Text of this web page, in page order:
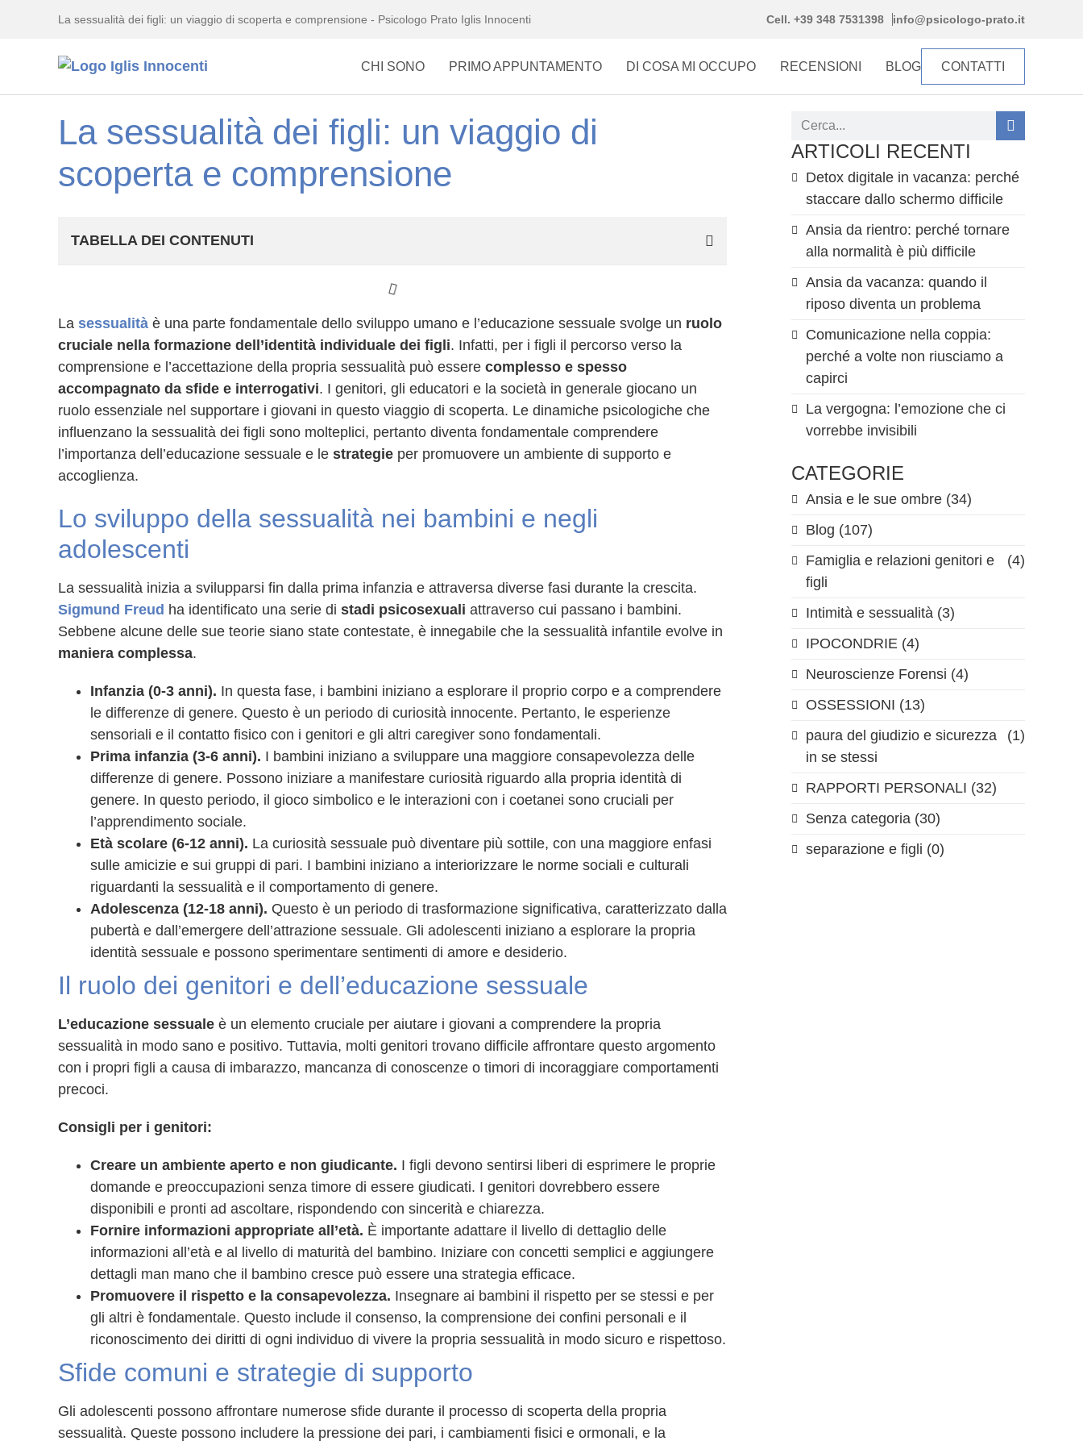
La sessualità dei figli: un viaggio di scoperta e comprensione - Psicologo Prato Iglis Innocenti Cell. +39 348 7531398 info@psicologo-prato.it
CHI SONO PRIMO APPUNTAMENTO DI COSA MI OCCUPO RECENSIONI BLOG CONTATTI
La sessualità dei figli: un viaggio di
scoperta e comprensione
TABELLA DEI CONTENUTI
La sessualità è una parte fondamentale dello sviluppo umano e l’educazione sessuale svolge un ruolo
cruciale nella formazione dell’identità individuale dei figli. Infatti, per i figli il percorso verso la
comprensione e l’accettazione della propria sessualità può essere complesso e spesso
accompagnato da sfide e interrogativi. I genitori, gli educatori e la società in generale giocano un
ruolo essenziale nel supportare i giovani in questo viaggio di scoperta. Le dinamiche psicologiche che
influenzano la sessualità dei figli sono molteplici, pertanto diventa fondamentale comprendere
l’importanza dell’educazione sessuale e le strategie per promuovere un ambiente di supporto e
accoglienza.
Lo sviluppo della sessualità nei bambini e negli
adolescenti
La sessualità inizia a svilupparsi fin dalla prima infanzia e attraversa diverse fasi durante la crescita.
Sigmund Freud ha identificato una serie di stadi psicosexuali attraverso cui passano i bambini.
Sebbene alcune delle sue teorie siano state contestate, è innegabile che la sessualità infantile evolve in
maniera complessa.
Infanzia (0-3 anni). In questa fase, i bambini iniziano a esplorare il proprio corpo e a comprendere
le differenze di genere. Questo è un periodo di curiosità innocente. Pertanto, le esperienze
sensoriali e il contatto fisico con i genitori e gli altri caregiver sono fondamentali.
Prima infanzia (3-6 anni). I bambini iniziano a sviluppare una maggiore consapevolezza delle
differenze di genere. Possono iniziare a manifestare curiosità riguardo alla propria identità di
genere. In questo periodo, il gioco simbolico e le interazioni con i coetanei sono cruciali per
l’apprendimento sociale.
Età scolare (6-12 anni). La curiosità sessuale può diventare più sottile, con una maggiore enfasi
sulle amicizie e sui gruppi di pari. I bambini iniziano a interiorizzare le norme sociali e culturali
riguardanti la sessualità e il comportamento di genere.
Adolescenza (12-18 anni). Questo è un periodo di trasformazione significativa, caratterizzato dalla
pubertà e dall’emergere dell’attrazione sessuale. Gli adolescenti iniziano a esplorare la propria
identità sessuale e possono sperimentare sentimenti di amore e desiderio.
Il ruolo dei genitori e dell’educazione sessuale
L’educazione sessuale è un elemento cruciale per aiutare i giovani a comprendere la propria
sessualità in modo sano e positivo. Tuttavia, molti genitori trovano difficile affrontare questo argomento
con i propri figli a causa di imbarazzo, mancanza di conoscenze o timori di incoraggiare comportamenti
precoci.
Consigli per i genitori:
Creare un ambiente aperto e non giudicante. I figli devono sentirsi liberi di esprimere le proprie
domande e preoccupazioni senza timore di essere giudicati. I genitori dovrebbero essere
disponibili e pronti ad ascoltare, rispondendo con sincerità e chiarezza.
Fornire informazioni appropriate all’età. È importante adattare il livello di dettaglio delle
informazioni all’età e al livello di maturità del bambino. Iniziare con concetti semplici e aggiungere
dettagli man mano che il bambino cresce può essere una strategia efficace.
Promuovere il rispetto e la consapevolezza. Insegnare ai bambini il rispetto per se stessi e per
gli altri è fondamentale. Questo include il consenso, la comprensione dei confini personali e il
riconoscimento dei diritti di ogni individuo di vivere la propria sessualità in modo sicuro e rispettoso.
Sfide comuni e strategie di supporto
Gli adolescenti possono affrontare numerose sfide durante il processo di scoperta della propria
sessualità. Queste possono includere la pressione dei pari, i cambiamenti fisici e ormonali, e la
ARTICOLI RECENTI
Detox digitale in vacanza: perché
staccare dallo schermo difficile
Ansia da rientro: perché tornare
alla normalità è più difficile
Ansia da vacanza: quando il
riposo diventa un problema
Comunicazione nella coppia:
perché a volte non riusciamo a
capirci
La vergogna: l’emozione che ci
vorrebbe invisibili
CATEGORIE
Ansia e le sue ombre (34)
Blog (107)
Famiglia e relazioni genitori e
figli
(4)
Intimità e sessualità (3)
IPOCONDRIE (4)
Neuroscienze Forensi (4)
OSSESSIONI (13)
paura del giudizio e sicurezza
in se stessi
(1)
RAPPORTI PERSONALI (32)
Senza categoria (30)
separazione e figli (0)